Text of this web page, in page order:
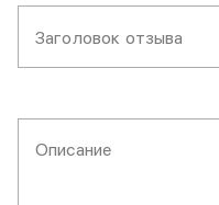
Заголовок отзыва
Описание